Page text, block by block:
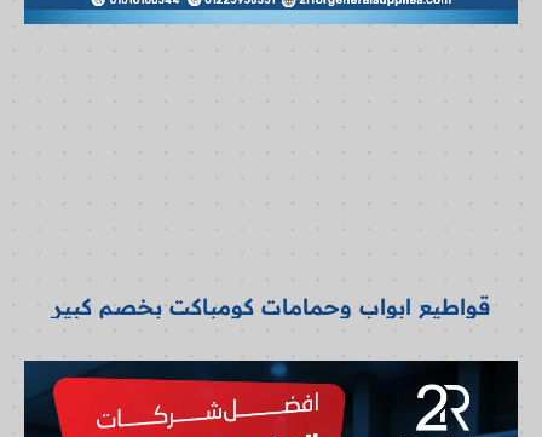
قواطيع ابواب وحمامات كومباكت بخصم كبير